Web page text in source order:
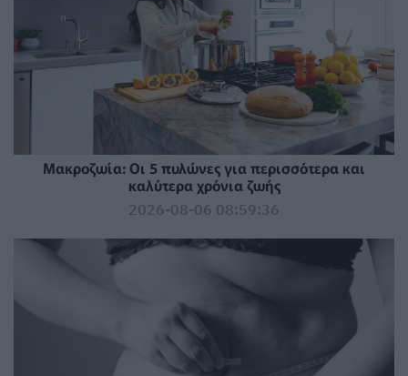
Mακροζωία: Οι 5 πυλώνες για περισσότερα και
καλύτερα χρόνια ζωής
2026-08-06 08:59:36